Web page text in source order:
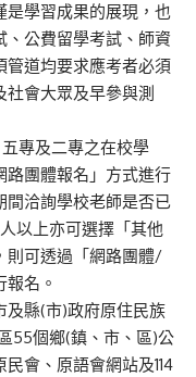
是學習成果的展現，也
、公費留學考試、師資
管道均要求應考者必須
社會大眾及早參與測
五專及二專之在校學
路團體報名 」方式進行
間洽詢學校老師是否已
人以上亦可選擇「其他
可透過「 網路團體/
報名。
及縣(市)政府原住民族
55個鄉(鎮、市、區)公
民會、原語會網站及114